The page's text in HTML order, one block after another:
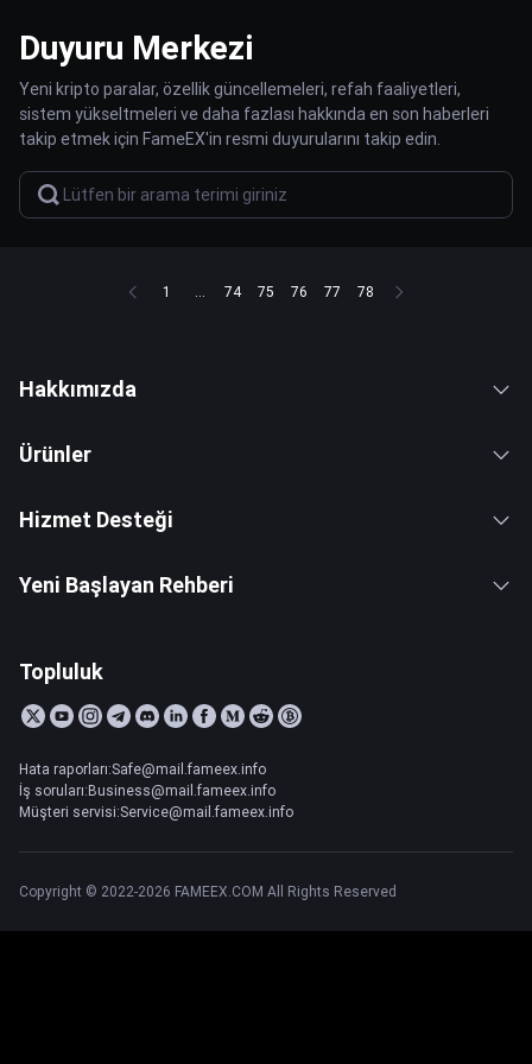
Duyuru Merkezi
Yeni kripto paralar, özellik güncellemeleri, refah faaliyetleri,
sistem yükseltmeleri ve daha fazlası hakkında en son haberleri
takip etmek için FameEX'in resmi duyurularını takip edin.
1 ... 74 75 76 77 78
Hakkımızda
Ürünler
Hizmet Desteği
Yeni Başlayan Rehberi
Topluluk
Hata raporları:Safe@mail.fameex.info
İş soruları:Business@mail.fameex.info
Müşteri servisi:Service@mail.fameex.info
Copyright © 2022-2026 FAMEEX.COM All Rights Reserved